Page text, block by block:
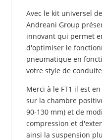
Avec le kit universel
Andreani Group
innovant qui permet
d'optimiser le
pneumatique en
votre style de
Merci à le FT1 il est
sur la chambre
90-130 mm) et de
compression et
ainsi la suspension